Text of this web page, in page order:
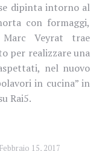
dipinta intorno al
con formaggi,
Veyrat trae
per realizzare una
nel nuovo
in cucina” in
Rai5.
Febbraio 15, 2017